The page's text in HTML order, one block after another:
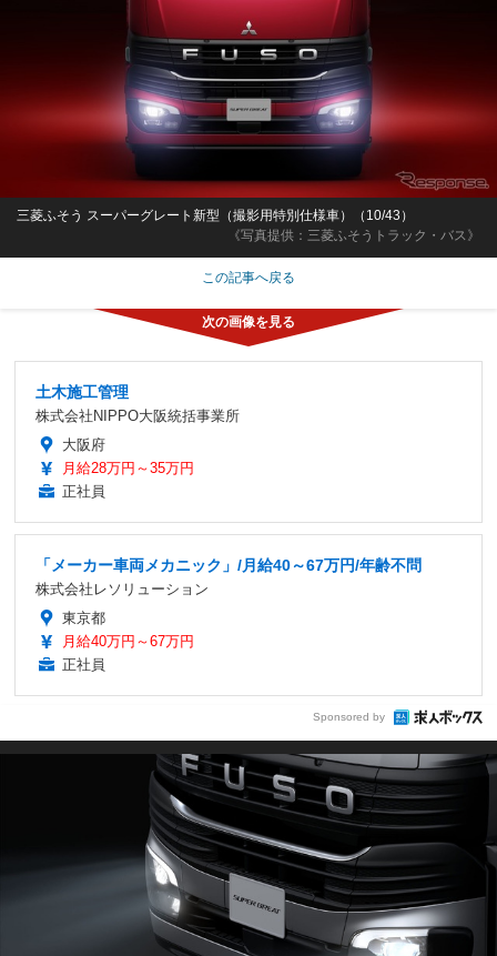
《写真提供：三菱ふそうトラック・バス》
三菱ふそう スーパーグレート新型（撮影用特別仕様車）（10/43）
この記事へ戻る
土木施工管理
株式会社NIPPO大阪統括事業所
大阪府
月給28万円～35万円
正社員
「メーカー車両メカニック」/月給40～67万円/年齢不問
株式会社レソリューション
東京都
月給40万円～67万円
正社員
Sponsored by